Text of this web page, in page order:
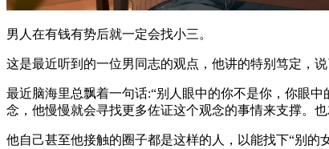
男人在有钱有势后就一定会找小三。
这是最近听到的一位男同志的观点，他讲的特别笃定，
最近脑海里总飘着一句话:“别人眼中的你不是你，你眼
念，他慢慢就会寻找更多佐证这个观念的事情来支撑。也
他自己甚至他接触的圈子都是这样的人，以能找下“别的